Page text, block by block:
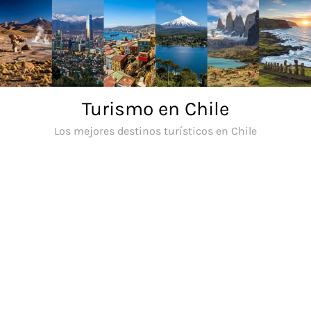
Saltar
al
contenido
Turismo en Chile
Los mejores destinos turísticos en Chile